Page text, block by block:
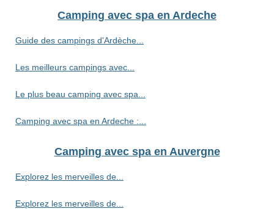
Camping avec spa en Ardeche
Guide des campings d'Ardèche...
Les meilleurs campings avec...
Le plus beau camping avec spa...
Camping avec spa en Ardeche :...
Camping avec spa en Auvergne
Explorez les merveilles de...
Explorez les merveilles de...